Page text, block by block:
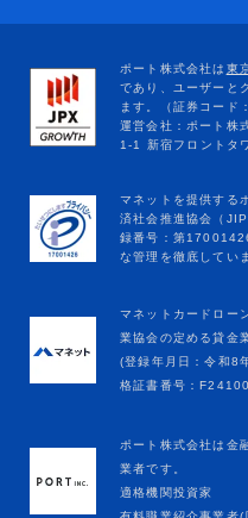
マネットカードロー
業協会の定める貸金
(登録年月日：令和8
格証書番号：
ポート株式会社は金
業者です。
適格機関投資家